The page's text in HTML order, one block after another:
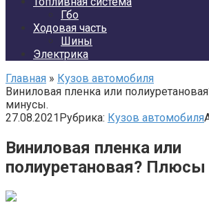
Гбо
Ходовая часть
Шины
Электрика
Главная » Кузов автомобиля
Виниловая пленка или
минусы.
27.08.2021Рубрика: Кузов автомобиля
Виниловая пленка или
полиуретановая?